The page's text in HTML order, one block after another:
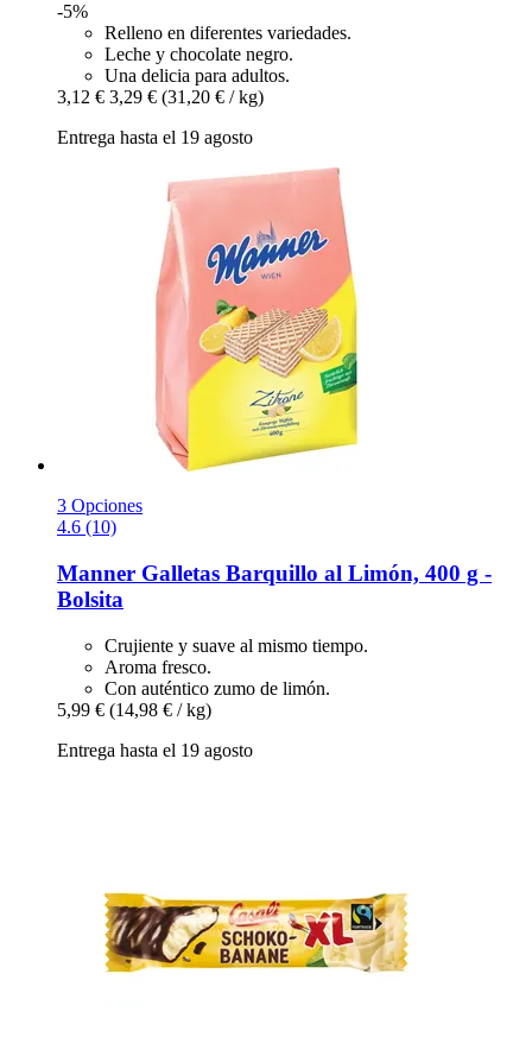
-5%
Relleno en diferentes variedades.
Leche y chocolate negro.
Una delicia para adultos.
3,12 € 3,29 € (31,20 € / kg)
Entrega hasta el 19 agosto
3 Opciones
4.6 (10)
Manner Galletas Barquillo al Limón, 400 g -​
Bolsita
Crujiente y suave al mismo tiempo.
Aroma fresco.
Con auténtico zumo de limón.
5,99 € (14,98 € / kg)
Entrega hasta el 19 agosto